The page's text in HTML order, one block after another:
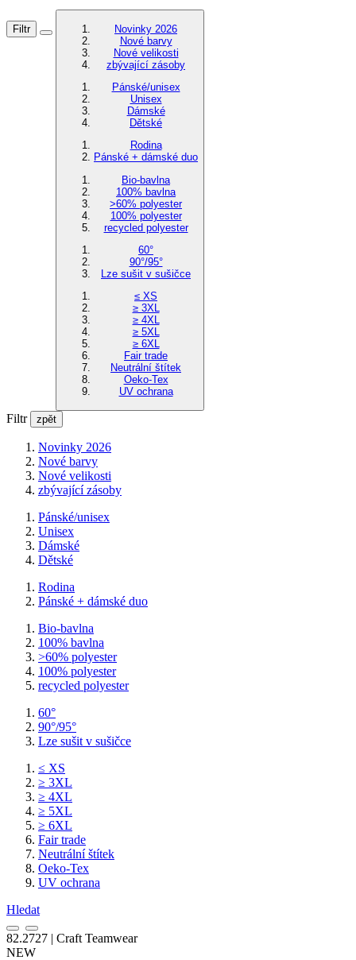
Filtr
Novinky 2026
Nové barvy
Nové velikosti
zbývající zásoby
Pánské/unisex
Unisex
Dámské
Dětské
Rodina
Pánské + dámské duo
Bio-bavlna
100% bavlna
>60% polyester
100% polyester
recycled polyester
60°
90°/95°
Lze sušit v sušičce
≤ XS
≥ 3XL
≥ 4XL
≥ 5XL
≥ 6XL
Fair trade
Neutrální štítek
Oeko-Tex
UV ochrana
Filtr zpět
Novinky 2026
Nové barvy
Nové velikosti
zbývající zásoby
Pánské/unisex
Unisex
Dámské
Dětské
Rodina
Pánské + dámské duo
Bio-bavlna
100% bavlna
>60% polyester
100% polyester
recycled polyester
60°
90°/95°
Lze sušit v sušičce
≤ XS
≥ 3XL
≥ 4XL
≥ 5XL
≥ 6XL
Fair trade
Neutrální štítek
Oeko-Tex
UV ochrana
Hledat
82.2727 | Craft Teamwear
NEW